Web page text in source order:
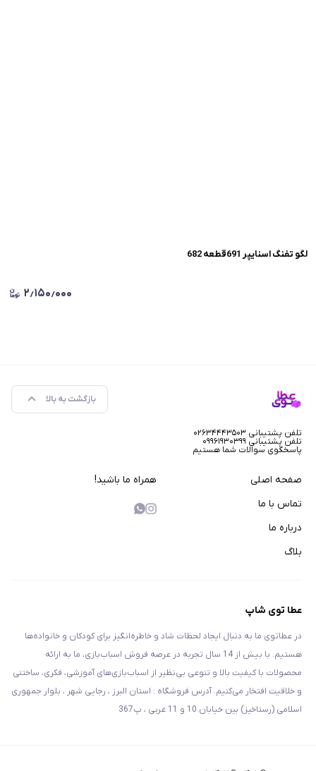
لگو تفنگ اسنایپر 691قطعه 682
۲٫۱۵۰٫۰۰۰
بازگشت به بالا
تلفن پشتیبانی ۰۲۶۳۴۴۴۳۵۰۳
تلفن پشتیبانی ۰۹۹۶۱۹۳۰۳۹۹
پاسخگوی سوالات شما هستیم
صفحه اصلی
تماس با ما
درباره ما
بلاگ
همراه ما باشید!
عطا توی شاپ
در عطاتوی ما به دنبال ایجاد لحظات شاد و خاطره‌انگیز برای کودکان و خانواده‌ها
هستیم. با بیش از 14 سال تجربه در عرصه فروش اسباب‌بازی، ما به ارائه
محصولات با کیفیت بالا و تنوعی بی‌نظیر از اسباب‌بازی‌های آموزشی، فکری، ساختنی
و خلاقیت افتخار می‌کنیم. آدرس فروشگاه : استان البرز ، رجایی شهر ، بلوار جمهوری
اسلامی (رستاخیز) بین خیابان 10 و 11 غربی ، پ367